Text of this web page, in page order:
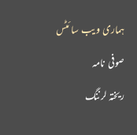
ہماری ویب سائٹس
صوفی نامہ
ریختہ لرننگ